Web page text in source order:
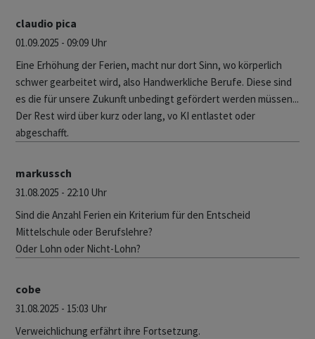
claudio pica
01.09.2025 - 09:09 Uhr
Eine Erhöhung der Ferien, macht nur dort Sinn, wo körperlich
schwer gearbeitet wird, also Handwerkliche Berufe. Diese sind
es die für unsere Zukunft unbedingt gefördert werden müssen...
Der Rest wird über kurz oder lang, vo KI entlastet oder
abgeschafft.
markussch
31.08.2025 - 22:10 Uhr
Sind die Anzahl Ferien ein Kriterium für den Entscheid
Mittelschule oder Berufslehre?
Oder Lohn oder Nicht-Lohn?
cobe
31.08.2025 - 15:03 Uhr
Verweichlichung erfährt ihre Fortsetzung.